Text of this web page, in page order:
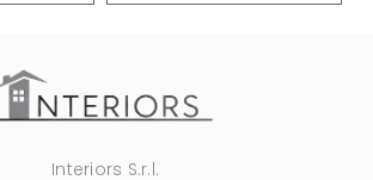
Interiors S.r.l.